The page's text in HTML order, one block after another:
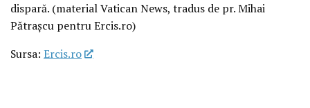
dispară. (material Vatican News, tradus de pr. Mihai
Pătrașcu pentru Ercis.ro)
Sursa: Ercis.ro